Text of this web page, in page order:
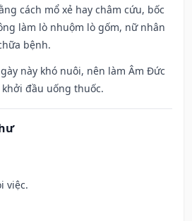
cách mổ xẻ hay châm cứu, bốc
làm lò nhuộm lò gốm, nữ nhân
bệnh.
này khó nuôi, nên làm Âm Đức
đầu uống thuốc.
việc.